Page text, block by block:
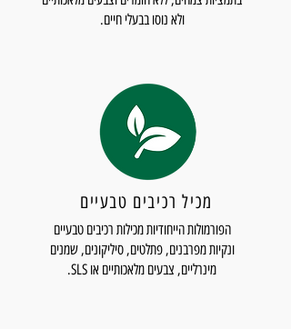
Hazel) Leaf Water, Parfum (Fragrance),
Limonene, Linalool, Coumarin, CI 19140
(FD&C Yellow No. 5), CI 42090 (FD&C Blue
ולא נוסו בבעלי חיים.
מכיל רכיבים טבעיים
הפורמולות הייחודיות מכילות רכיבים טבעיים
ונקיות מפרבנים, פתלטים, סיליקונים, שמנים
מינרליים, צבעים מלאכותיים או SLS.